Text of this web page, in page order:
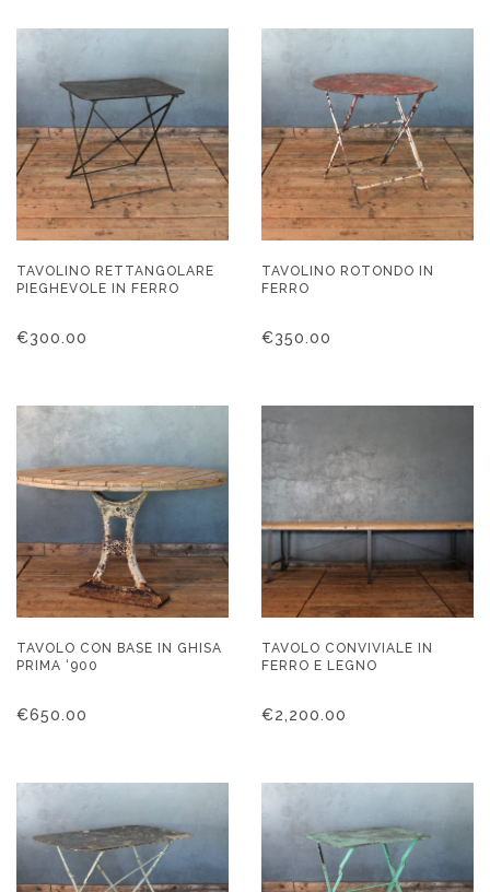
TAVOLINO RETTANGOLARE
PIEGHEVOLE IN FERRO
€300.00
TAVOLINO ROTONDO IN
FERRO
€350.00
TAVOLO CON BASE IN GHISA
PRIMA ‘900
€650.00
TAVOLO CONVIVIALE IN
FERRO E LEGNO
€2,200.00